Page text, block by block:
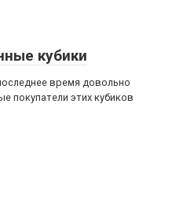
кубики
время довольно
покупатели этих кубиков